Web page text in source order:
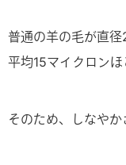
普通の羊の毛が直
平均15マイクロンほ
そのため、しなやか